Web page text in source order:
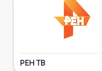
РЕН ТВ